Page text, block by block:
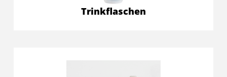
Trinkflaschen